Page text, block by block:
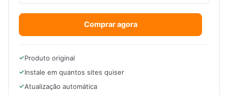
Comprar agora
Produto original
Instale em quantos sites quiser
Atualização automática